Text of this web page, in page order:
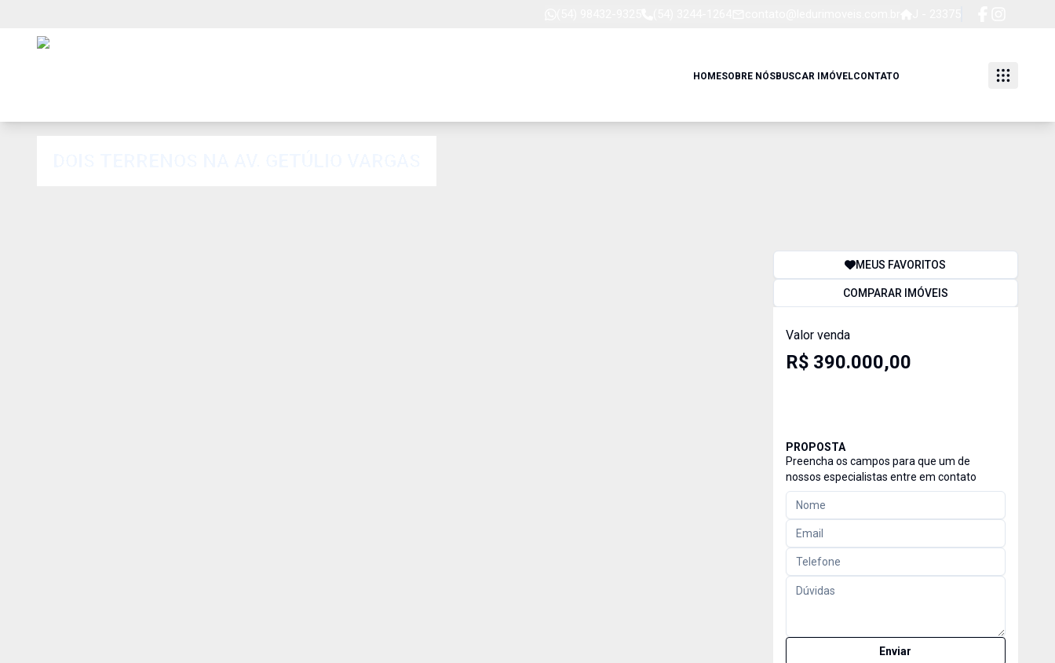
HOMESOBRE NÓSBUSCAR IMÓVELCONTATO
MEUS FAVORITOS
COMPARAR IMÓVEIS
Valor venda
R$ 390.000,00
PROPOSTA
Preencha os campos para que um de
nossos especialistas entre em contato
Enviar